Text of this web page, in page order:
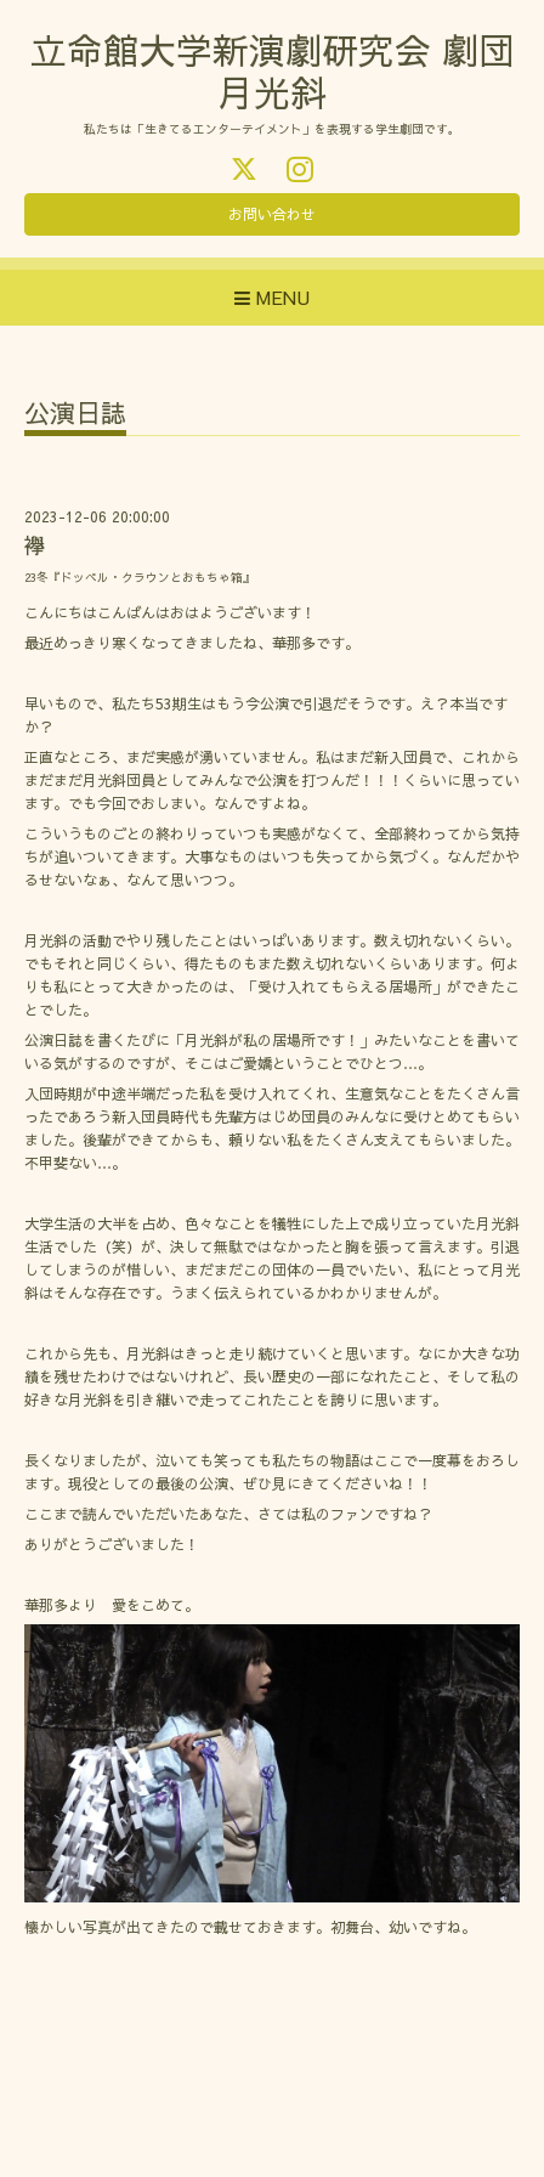
立命館大学新演劇研究会 劇団
月光斜
私たちは「生きてるエンターテイメント」を表現する学生劇団です。
お問い合わせ
MENU
公演日誌
2023-12-06 20:00:00
襷
23冬『ドッペル・クラウンとおもちゃ箱』
こんにちはこんばんはおはようございます！
最近めっきり寒くなってきましたね、華那多です。
早いもので、私たち53期生はもう今公演で引退だそうです。え？本当です
か？
正直なところ、まだ実感が湧いていません。私はまだ新入団員で、これから
まだまだ月光斜団員としてみんなで公演を打つんだ！！！くらいに思ってい
ます。でも今回でおしまい。なんですよね。
こういうものごとの終わりっていつも実感がなくて、全部終わってから気持
ちが追いついてきます。大事なものはいつも失ってから気づく。なんだかや
るせないなぁ、なんて思いつつ。
月光斜の活動でやり残したことはいっぱいあります。数え切れないくらい。
でもそれと同じくらい、得たものもまた数え切れないくらいあります。何よ
りも私にとって大きかったのは、「受け入れてもらえる居場所」ができたこ
とでした。
公演日誌を書くたびに「月光斜が私の居場所です！」みたいなことを書いて
いる気がするのですが、そこはご愛嬌ということでひとつ…。
入団時期が中途半端だった私を受け入れてくれ、生意気なことをたくさん言
ったであろう新入団員時代も先輩方はじめ団員のみんなに受けとめてもらい
ました。後輩ができてからも、頼りない私をたくさん支えてもらいました。
不甲斐ない…。
大学生活の大半を占め、色々なことを犠牲にした上で成り立っていた月光斜
生活でした（笑）が、決して無駄ではなかったと胸を張って言えます。引退
してしまうのが惜しい、まだまだこの団体の一員でいたい、私にとって月光
斜はそんな存在です。うまく伝えられているかわかりませんが。
これから先も、月光斜はきっと走り続けていくと思います。なにか大きな功
績を残せたわけではないけれど、長い歴史の一部になれたこと、そして私の
好きな月光斜を引き継いで走ってこれたことを誇りに思います。
長くなりましたが、泣いても笑っても私たちの物語はここで一度幕をおろし
ます。現役としての最後の公演、ぜひ見にきてくださいね！！
ここまで読んでいただいたあなた、さては私のファンですね？
ありがとうございました！
華那多より 愛をこめて。
懐かしい写真が出てきたので載せておきます。初舞台、幼いですね。